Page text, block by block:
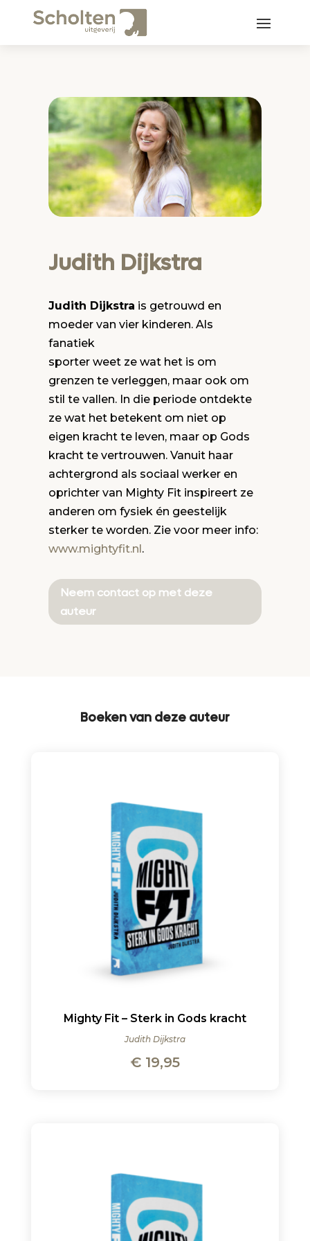
Judith Dijkstra
Judith Dijkstra is getrouwd en
moeder van vier kinderen. Als
fanatiek
sporter weet ze wat het is om
grenzen te verleggen, maar ook om
stil te vallen. In die periode ontdekte
ze wat het betekent om niet op
eigen kracht te leven, maar op Gods
kracht te vertrouwen. Vanuit haar
achtergrond als sociaal werker en
oprichter van Mighty Fit inspireert ze
anderen om fysiek én geestelijk
sterker te worden. Zie voor meer info:
www.mightyfit.nl .
Neem contact op met deze
auteur
Boeken van deze auteur
Mighty Fit – Sterk in Gods kracht
Judith Dijkstra
€19,95